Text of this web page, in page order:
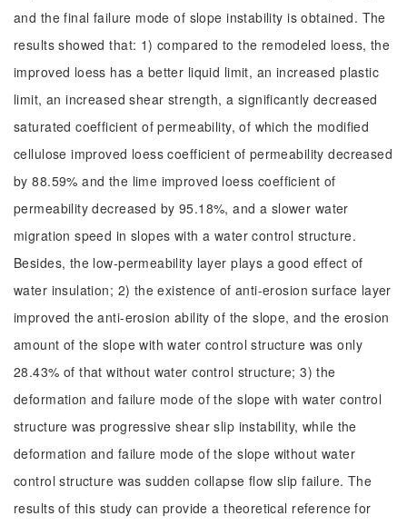
and the final failure mode of slope instability is obtained. The
results showed that: 1) compared to the remodeled loess, the
improved loess has a better liquid limit, an increased plastic
limit, an increased shear strength, a significantly decreased
saturated coefficient of permeability, of which the modified
cellulose improved loess coefficient of permeability decreased
by 88.59% and the lime improved loess coefficient of
permeability decreased by 95.18%, and a slower water
migration speed in slopes with a water control structure.
Besides, the low-permeability layer plays a good effect of
water insulation; 2) the existence of anti-erosion surface layer
improved the anti-erosion ability of the slope, and the erosion
amount of the slope with water control structure was only
28.43% of that without water control structure; 3) the
deformation and failure mode of the slope with water control
structure was progressive shear slip instability, while the
deformation and failure mode of the slope without water
control structure was sudden collapse flow slip failure. The
results of this study can provide a theoretical reference for